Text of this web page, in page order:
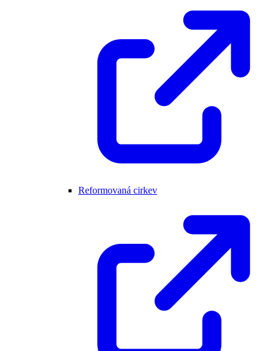
Reformovaná cirkev